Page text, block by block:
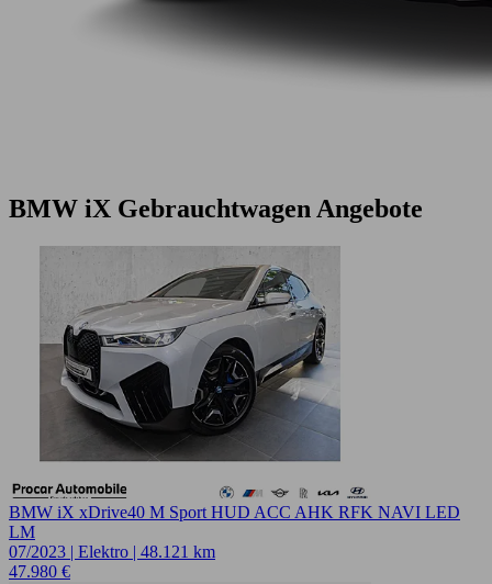
BMW iX Gebrauchtwagen Angebote
BMW iX xDrive40 M Sport HUD ACC AHK RFK NAVI LED
LM
07/2023 | Elektro | 48.121 km
47.980 €